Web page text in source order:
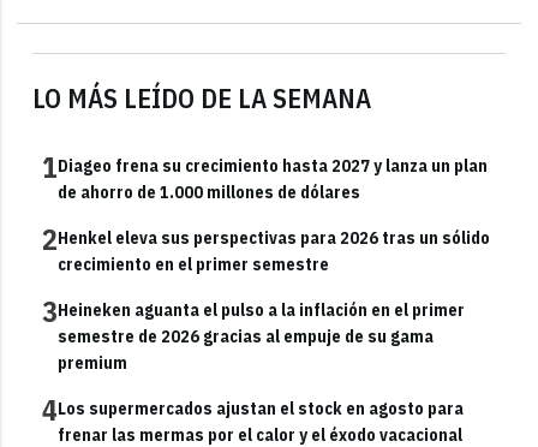
LO MÁS LEÍDO DE LA SEMANA
1Diageo frena su crecimiento hasta 2027 y lanza un plan
de ahorro de 1.000 millones de dólares
2Henkel eleva sus perspectivas para 2026 tras un sólido
crecimiento en el primer semestre
3Heineken aguanta el pulso a la inflación en el primer
semestre de 2026 gracias al empuje de su gama
premium
4Los supermercados ajustan el stock en agosto para
frenar las mermas por el calor y el éxodo vacacional